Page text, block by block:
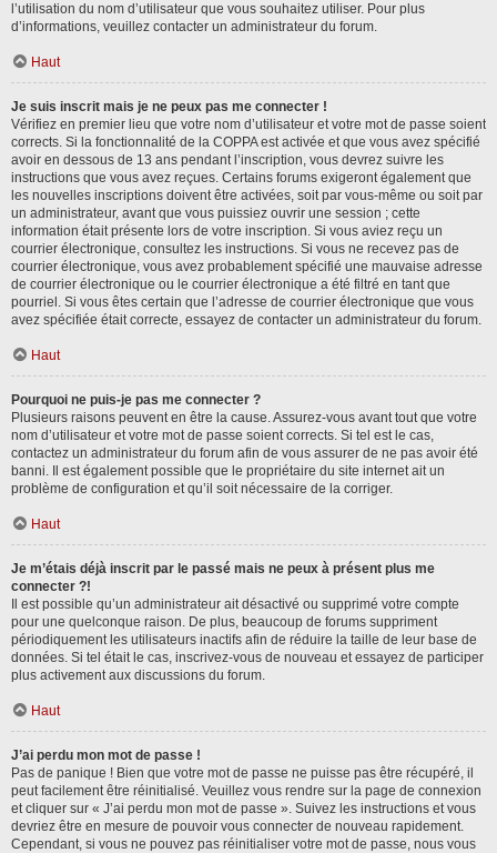
l’utilisation du nom d’utilisateur que vous souhaitez utiliser. Pour plus
d’informations, veuillez contacter un administrateur du forum.
Haut
Je suis inscrit mais je ne peux pas me connecter !
Vérifiez en premier lieu que votre nom d’utilisateur et votre mot de passe soient
corrects. Si la fonctionnalité de la COPPA est activée et que vous avez spécifié
avoir en dessous de 13 ans pendant l’inscription, vous devrez suivre les
instructions que vous avez reçues. Certains forums exigeront également que
les nouvelles inscriptions doivent être activées, soit par vous-même ou soit par
un administrateur, avant que vous puissiez ouvrir une session ; cette
information était présente lors de votre inscription. Si vous aviez reçu un
courrier électronique, consultez les instructions. Si vous ne recevez pas de
courrier électronique, vous avez probablement spécifié une mauvaise adresse
de courrier électronique ou le courrier électronique a été filtré en tant que
pourriel. Si vous êtes certain que l’adresse de courrier électronique que vous
avez spécifiée était correcte, essayez de contacter un administrateur du forum.
Haut
Pourquoi ne puis-je pas me connecter ?
Plusieurs raisons peuvent en être la cause. Assurez-vous avant tout que votre
nom d’utilisateur et votre mot de passe soient corrects. Si tel est le cas,
contactez un administrateur du forum afin de vous assurer de ne pas avoir été
banni. Il est également possible que le propriétaire du site internet ait un
problème de configuration et qu’il soit nécessaire de la corriger.
Haut
Je m’étais déjà inscrit par le passé mais ne peux à présent plus me
connecter ?!
Il est possible qu’un administrateur ait désactivé ou supprimé votre compte
pour une quelconque raison. De plus, beaucoup de forums suppriment
périodiquement les utilisateurs inactifs afin de réduire la taille de leur base de
données. Si tel était le cas, inscrivez-vous de nouveau et essayez de participer
plus activement aux discussions du forum.
Haut
J’ai perdu mon mot de passe !
Pas de panique ! Bien que votre mot de passe ne puisse pas être récupéré, il
peut facilement être réinitialisé. Veuillez vous rendre sur la page de connexion
et cliquer sur « J’ai perdu mon mot de passe ». Suivez les instructions et vous
devriez être en mesure de pouvoir vous connecter de nouveau rapidement.
Cependant, si vous ne pouvez pas réinitialiser votre mot de passe, nous vous